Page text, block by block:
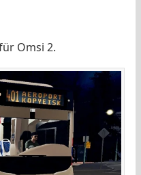
Omsi 2.